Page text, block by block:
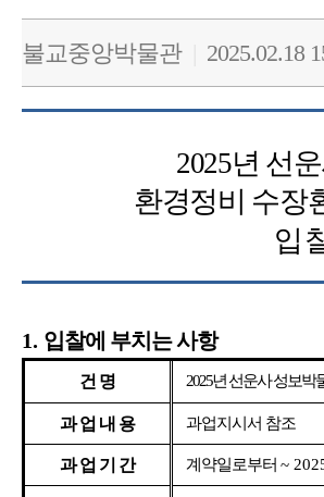
불교중앙박물관 2025.02.18
2025년 선
환경정비 수장
입
1. 입찰에 부치는 사항
건 명 2025년 선운사 성보박
과 업 내 용 과업지시서 참조
과 업 기 간 계약일로부터 ~